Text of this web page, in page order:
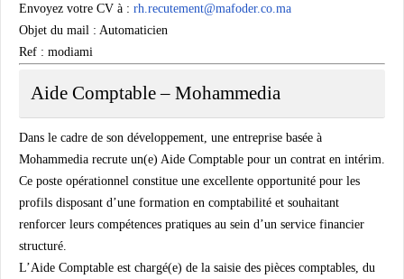
Envoyez votre CV à : rh.recutement@mafoder.co.ma
Objet du mail : Automaticien
Ref : modiami
Aide Comptable – Mohammedia
Dans le cadre de son développement, une entreprise basée à
Mohammedia recrute un(e) Aide Comptable pour un contrat en intérim.
Ce poste opérationnel constitue une excellente opportunité pour les
profils disposant d’une formation en comptabilité et souhaitant
renforcer leurs compétences pratiques au sein d’un service financier
structuré.
L’Aide Comptable est chargé(e) de la saisie des pièces comptables, du